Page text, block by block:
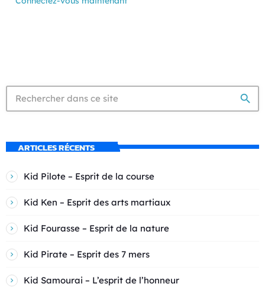
search
ARTICLES RÉCENTS
Kid Pilote – Esprit de la course
Kid Ken – Esprit des arts martiaux
Kid Fourasse – Esprit de la nature
Kid Pirate – Esprit des 7 mers
Kid Samourai – L’esprit de l’honneur